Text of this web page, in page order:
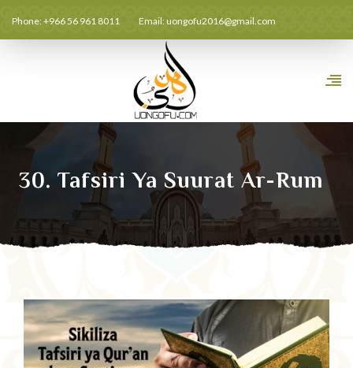
Phone: +966 56 961 8011 Email:uongofu2016@gmail.com
30. Tafsiri Ya Suurat Ar-Rum